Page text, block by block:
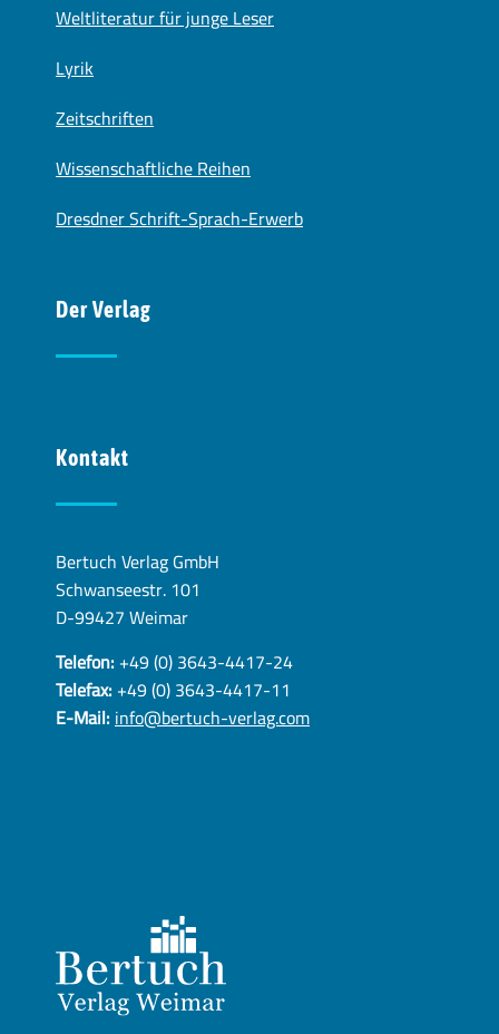
Weltliteratur für junge Leser
Lyrik
Zeitschriften
Wissenschaftliche Reihen
Dresdner Schrift-Sprach-Erwerb
Der Verlag
Kontakt
Bertuch Verlag GmbH
Schwanseestr. 101
D-99427 Weimar
Telefon:+49 (0) 3643-4417-24
Telefax:+49 (0) 3643-4417-11
E-Mail:info@bertuch-verlag.com